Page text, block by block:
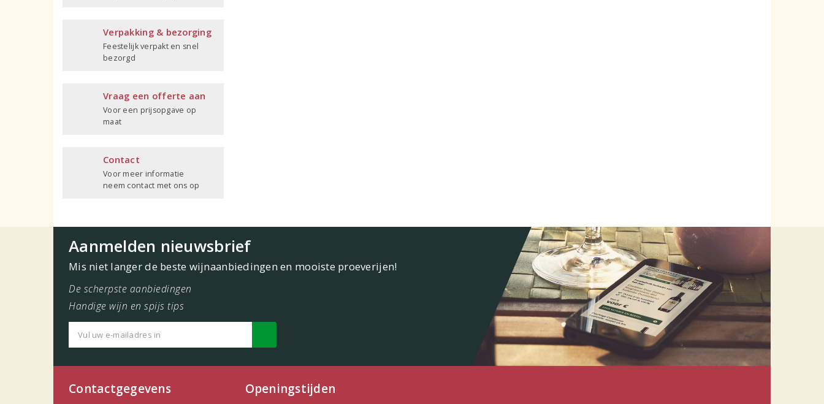
Verpakking & bezorging
Feestelijk verpakt en snel
bezorgd
Vraag een offerte aan
Voor een prijsopgave op
maat
Contact
Voor meer informatie
neem contact met ons op
Aanmelden nieuwsbrief
Mis niet langer de beste wijnaanbiedingen en mooiste proeverijen!
De scherpste aanbiedingen
Handige wijn en spijs tips
Contactgegevens Openingstijden